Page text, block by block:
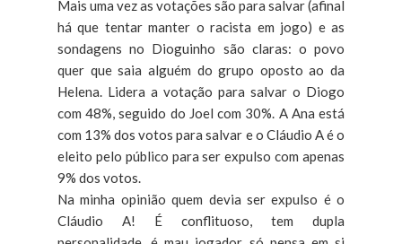
Mais uma vez as votações são para salvar (afinal
há que tentar manter o racista em jogo) e as
sondagens no Dioguinho são claras: o povo
quer que saia alguém do grupo oposto ao da
Helena. Lidera a votação para salvar o Diogo
com 48%, seguido do Joel com 30%. A Ana está
com 13% dos votos para salvar e o Cláudio A é o
eleito pelo público para ser expulso com apenas
9% dos votos.
Na minha opinião quem devia ser expulso é o
Cláudio A! É conflituoso, tem dupla